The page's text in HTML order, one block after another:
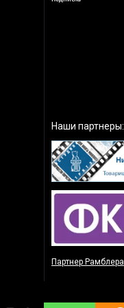
Наши партнеры:
Партнер Рамблера